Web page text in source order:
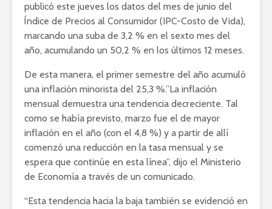
publicó este jueves los datos del mes de junio del
Índice de Precios al Consumidor (IPC-Costo de Vida),
marcando una suba de 3,2 % en el sexto mes del
año, acumulando un 50,2 % en los últimos 12 meses.
De esta manera, el primer semestre del año acumuló
una inflación minorista del 25,3 %.”La inflación
mensual demuestra una tendencia decreciente. Tal
como se había previsto, marzo fue el de mayor
inflación en el año (con el 4,8 %) y a partir de allí
comenzó una reducción en la tasa mensual y se
espera que continúe en esta línea”, dijo el Ministerio
de Economía a través de un comunicado.
“Esta tendencia hacia la baja también se evidenció en